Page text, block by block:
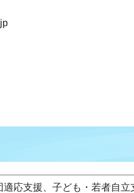
応支援、子ども・若者自立